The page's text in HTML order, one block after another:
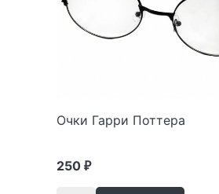
Очки Гарри Поттера
250 ₽